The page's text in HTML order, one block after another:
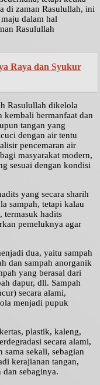
di zaman Rasulullah, ini
dalam hal
Rasulullah
Raya dan Syukur
Rasulullah dikelola
kembali bermanfaat dan
tangan yang
dengan air tentu
pencemaran air
masyarakat modern,
sesuai dengan kondisi
yang secara sharih
sampah, tetapi kalau
termasuk hadits
pemeluknya agar
dua, yaitu sampah
dan sampah anorganik
yang berasal dari
dapur, dll. Sampah
secara alami,
menjadi pupuk
plastik, kaleng,
secara alami,
sekali, sebagian
kerajianan tangan,
sebaginya.